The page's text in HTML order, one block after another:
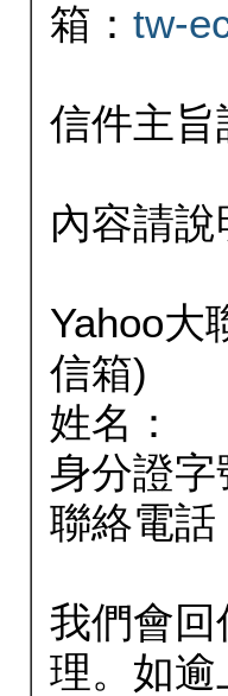
箱： tw-
信件主旨
內容請說
Yahoo大
信箱)
姓名：
身分證字
聯絡電話
我們會
理。如